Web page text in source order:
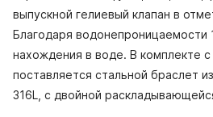
выпускной гелиевый клапан в
Благодаря водонепроницаемости
нахождения в воде. В комплекте с
поставляется стальной браслет
316L, с двойной